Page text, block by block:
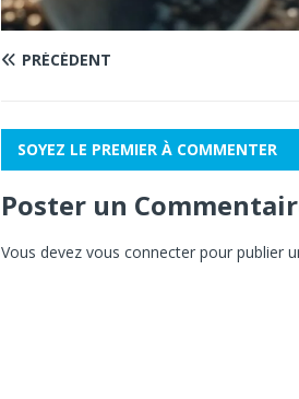
PRÉCÉDENT
SOYEZ LE PREMIER À COMMENTER
Poster un
Vous devez vous connecter pour publier